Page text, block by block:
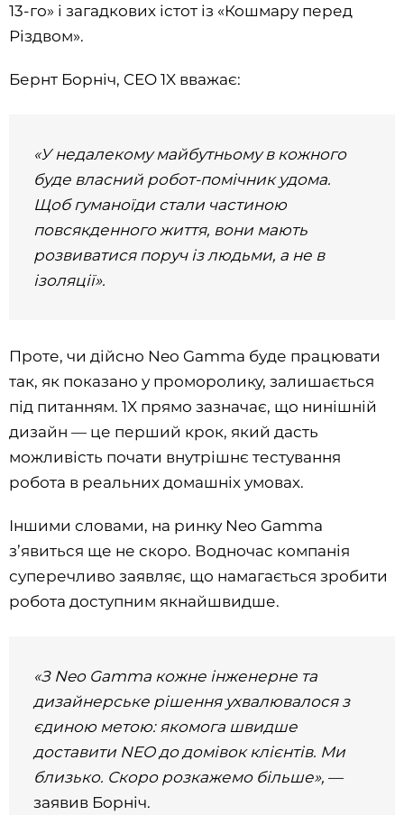
13-го» і загадкових істот із «Кошмару перед
Різдвом».
Бернт Борніч, CEO 1X вважає:
«У недалекому майбутньому в кожного
буде власний робот-помічник удома.
Щоб гуманоїди стали частиною
повсякденного життя, вони мають
розвиватися поруч із людьми, а не в
ізоляції».
Проте, чи дійсно Neo Gamma буде працювати
так, як показано у проморолику, залишається
під питанням. 1X прямо зазначає, що нинішній
дизайн — це перший крок, який дасть
можливість почати внутрішнє тестування
робота в реальних домашніх умовах.
Іншими словами, на ринку Neo Gamma
з’явиться ще не скоро. Водночас компанія
суперечливо заявляє, що намагається зробити
робота доступним якнайшвидше.
«З Neo Gamma кожне інженерне та
дизайнерське рішення ухвалювалося з
єдиною метою: якомога швидше
доставити NEO до домівок клієнтів. Ми
близько. Скоро розкажемо більше»,—
заявив Борніч.